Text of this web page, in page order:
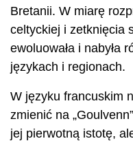
Bretanii. W miarę
celtyckiej i zetknięcia
ewoluowała i nabyła
językach i regionach.
W języku francuskim
zmienić na
jej pierwotną istotę,